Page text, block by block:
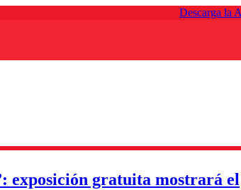
Descarga la
exposición gratuita mostrará el